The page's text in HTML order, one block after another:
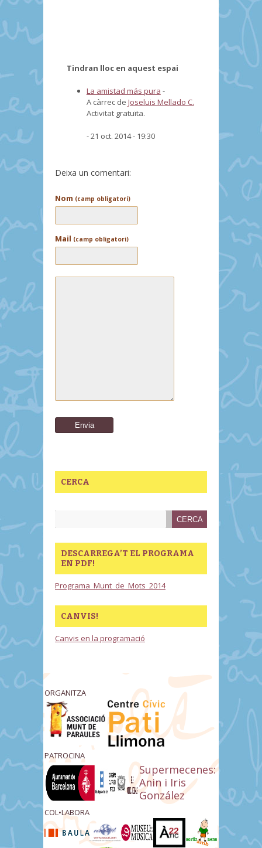
Tindran lloc en aquest espai
La amistad más pura -
A càrrec de Joseluis Mellado C.
Activitat gratuïta.
- 21 oct. 2014 - 19:30
Deixa un comentari:
Nom (camp obligatori)
Mail (camp obligatori)
CERCA
DESCARREGA’T EL PROGRAMA
EN PDF!
Programa_Munt_de_Mots_2014
CANVIS!
Canvis en la programació
ORGANITZA
PATROCINA
Supermecenes:
Anin i Iris
González
COL•LABORA